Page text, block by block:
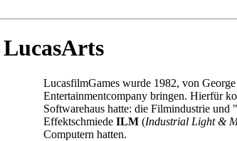
LucasfilmGames wurde 1982, von
Entertainmentcompany bringen. Hierfür
Softwarehaus hatte: die Filmindustrie
Effektschmiede ILM (Industrial Light &
Computern hatten.